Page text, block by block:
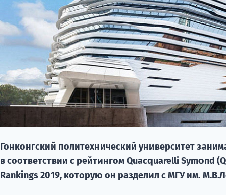
Гонконгский политехнический университет
в соответствии с рейтингом Quacquarelli Symond
Rankings 2019, которую он разделил с МГУ им.